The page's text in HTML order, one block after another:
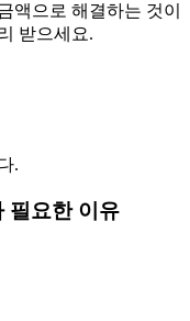
액으로 해결하는 것이
받으세요.
.
필요한 이유